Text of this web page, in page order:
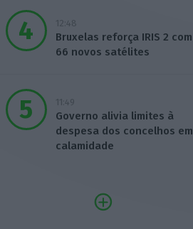
12:48
Bruxelas reforça IRIS 2 com
66 novos satélites
11:49
Governo alivia limites à
despesa dos concelhos em
calamidade